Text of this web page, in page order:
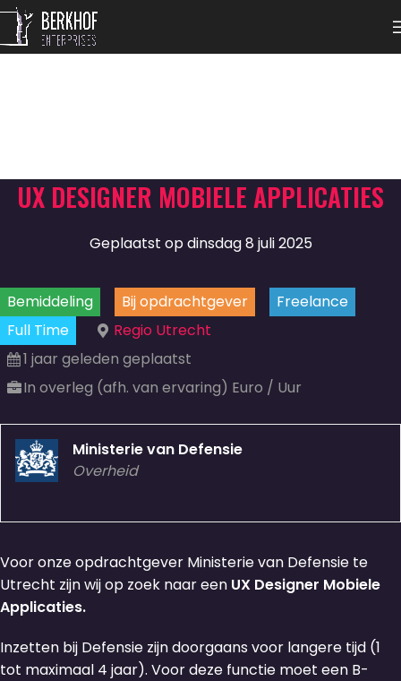
UX DESIGNER MOBIELE APPLICATIES
Geplaatst op dinsdag 8 juli 2025
Bemiddeling Bij opdrachtgever
Freelance
Full Time
Regio Utrecht
1 jaar geleden geplaatst
In overleg (afh. van ervaring) Euro / Uur
Ministerie van Defensie
Overheid
Voor onze opdrachtgever Ministerie van Defensie te
Utrecht zijn wij op zoek naar een UX Designer Mobiele
Applicaties.
Inzetten bij Defensie zijn doorgaans voor langere tijd (1
tot maximaal 4 jaar). Voor deze functie moet een B-